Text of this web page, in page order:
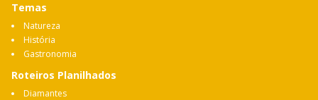
Temas
Natureza
História
Gastronomia
Roteiros Planilhados
Diamantes